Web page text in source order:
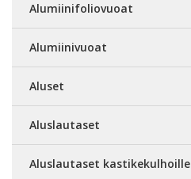
Alumiinifoliovuoat
Alumiinivuoat
Aluset
Aluslautaset
Aluslautaset kastikekulhoille